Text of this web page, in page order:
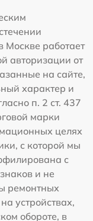
Москве работает
авторизации от
на сайте,
характер и
п. 2 ст. 437
марки
целях
с которой мы
с
и не
ремонтных
устройствах,
обороте, в